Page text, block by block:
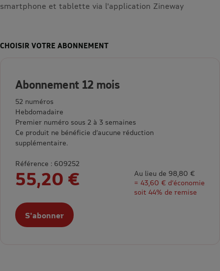
smartphone et tablette via l'application Zineway
CHOISIR VOTRE ABONNEMENT
Abonnement 12 mois
52 numéros
Hebdomadaire
Premier numéro sous 2 à 3 semaines
Ce produit ne bénéficie d’aucune réduction
supplémentaire.
Référence : 609252
55,20 €
Au lieu de 98,80 €
= 43,60 € d’économie
soit 44% de remise
S'abonner